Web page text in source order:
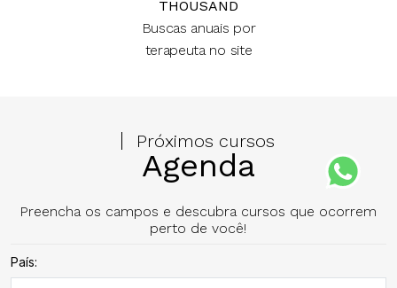
THOUSAND
Buscas anuais por
terapeuta no site
Próximos cursos
Agenda
Preencha os campos e descubra cursos que ocorrem
perto de você!
País: